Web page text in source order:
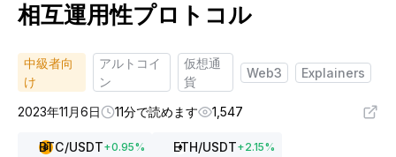
相互運用性プロトコル
中級者向
け
アルトコイ
ン
仮想通
貨
Web3 Explainers
2023年11月6日 11分で読めます 1,547
BTC/USDT+0.95% ETH/USDT+2.15%